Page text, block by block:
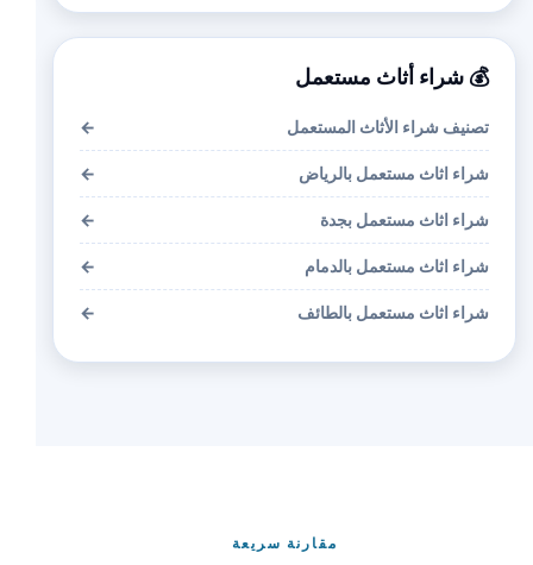
💰 شراء أثاث مستعمل
تصنيف شراء الأثاث المستعمل ←
شراء اثاث مستعمل بالرياض ←
شراء اثاث مستعمل بجدة ←
شراء اثاث مستعمل بالدمام ←
شراء اثاث مستعمل بالطائف ←
مقارنة سريعة